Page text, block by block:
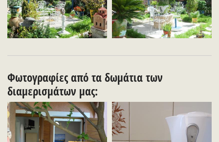
Φωτογραφίες από τα δωμάτια των
διαμερισμάτων μας: